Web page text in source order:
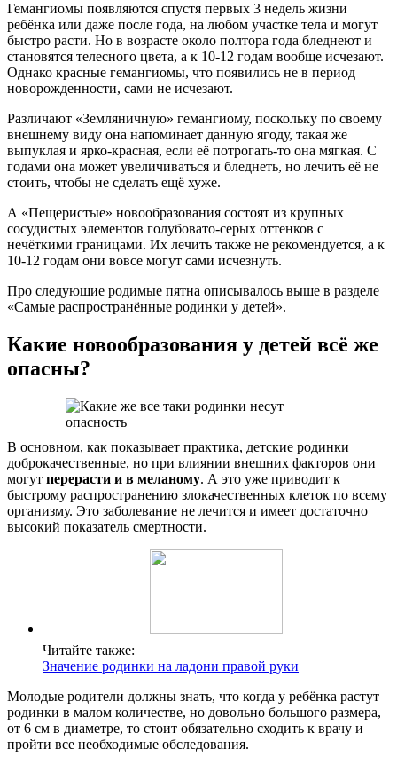
Гемангиомы появляются спустя первых 3 недель жизни
ребёнка или даже после года, на любом участке тела и могут
быстро расти. Но в возрасте около полтора года бледнеют и
становятся телесного цвета, а к 10-12 годам вообще исчезают.
Однако красные гемангиомы, что появились не в период
новорожденности, сами не исчезают.
Различают «Земляничную» гемангиому, поскольку по своему
внешнему виду она напоминает данную ягоду, такая же
выпуклая и ярко-красная, если её потрогать-то она мягкая. С
годами она может увеличиваться и бледнеть, но лечить её не
стоить, чтобы не сделать ещё хуже.
А «Пещеристые» новообразования состоят из крупных
сосудистых элементов голубовато-серых оттенков с
нечёткими границами. Их лечить также не рекомендуется, а к
10-12 годам они вовсе могут сами исчезнуть.
Про следующие родимые пятна описывалось выше в разделе
«Самые распространённые родинки у детей».
Какие новообразования у детей всё же
опасны?
В основном, как показывает практика, детские родинки
доброкачественные, но при влиянии внешних факторов они
могут перерасти и в меланому. А это уже приводит к
быстрому распространению злокачественных клеток по всему
организму. Это заболевание не лечится и имеет достаточно
высокий показатель смертности.
Читайте также:
Значение родинки на ладони правой руки
Молодые родители должны знать, что когда у ребёнка растут
родинки в малом количестве, но довольно большого размера,
от 6 см в диаметре, то стоит обязательно сходить к врачу и
пройти все необходимые обследования.